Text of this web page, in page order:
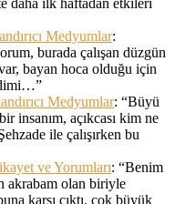
daha ilk haftadan etkileri
Medyumlar:
burada çalışan düzgün
bayan hoca olduğu için
”
Medyumlar: “Büyü
insanım, açıkcası kim ne
ile çalışırken bu
ve Yorumları: “Benim
akrabam olan biriyle
karşı çıktı, çok büyük